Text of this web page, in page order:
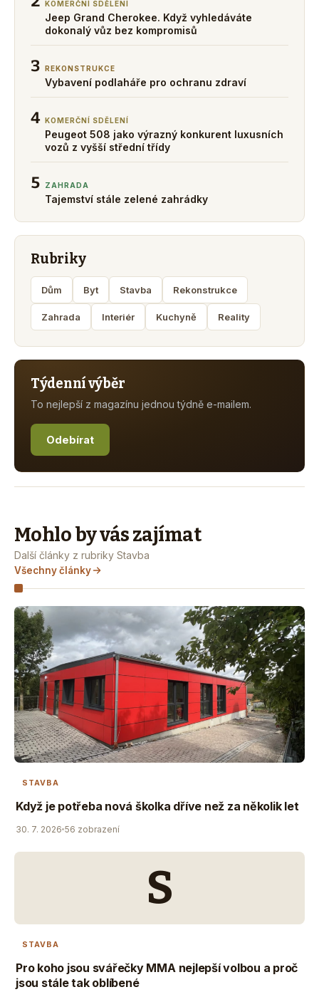
KOMERČNÍ SDĚLENÍ
Jeep Grand Cherokee. Když vyhledáváte
dokonalý vůz bez kompromisů
3 REKONSTRUKCE
Vybavení podlaháře pro ochranu zdraví
4 KOMERČNÍ SDĚLENÍ
Peugeot 508 jako výrazný konkurent luxusních
vozů z vyšší střední třídy
5 ZAHRADA
Tajemství stále zelené zahrádky
Rubriky
Dům Byt Stavba Rekonstrukce
Zahrada Interiér Kuchyně Reality
Týdenní výběr
To nejlepší z magazínu jednou týdně e-mailem.
Odebírat
Mohlo by vás zajímat
Další články z rubriky Stavba
Všechny články
STAVBA
Když je potřeba nová školka dříve než za několik let
30. 7. 2026 56 zobrazení
S
STAVBA
Pro koho jsou svářečky MMA nejlepší volbou a proč
jsou stále tak oblíbené